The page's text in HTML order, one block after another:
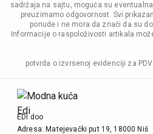
sadržaja na sajtu, moguća su
preuzimamo odgovornost. Svi
ponude i ne mora da znači da su
Informacije o raspoloživosti artikala
potvrda o izvrsenoj evidenciji za
EDI doo
Adresa: Matejevački put 19, 18000 Niš